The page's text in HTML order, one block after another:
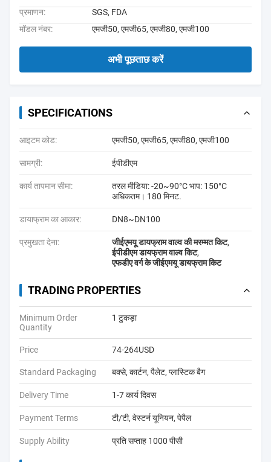
प्रमाणन:
SGS, FDA
मॉडल नंबर:
एमजी50, एमजी65, एमजी80, एमजी100
अभी पूछताछ करें
SPECIFICATIONS
आइटम कोड: एमजी50, एमजी65, एमजी80, एमजी100
सामग्री: ईपीडीएम
कार्य तापमान सीमा:
तरल मीडिया: -20~90°C भाप: 150°C
अधिकतम। 180 मिनट.
डायाफ्राम का आकार: DN8~DN100
प्रमुखता देना: जीईएमयू डायफ्राम वाल्व की मरम्मत किट,
ईपीडीएम डायफ्राम वाल्व किट,
एफडीए वर्ग के जीईएमयू डायफ्राम किट
TRADING PROPERTIES
Minimum Order
Quantity
1 टुकड़ा
Price 74-264USD
Standard Packaging बक्से, कार्टन, पैलेट, प्लास्टिक बैग
Delivery Time 1-7 कार्य दिवस
Payment Terms टी/टी, वेस्टर्न यूनियन, पेपैल
Supply Ability प्रति सप्ताह 1000 पीसी